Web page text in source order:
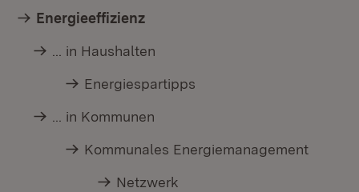
Energieeffizienz
... in Haushalten
Energiespartipps
... in Kommunen
Kommunales Energiemanagement
Netzwerk